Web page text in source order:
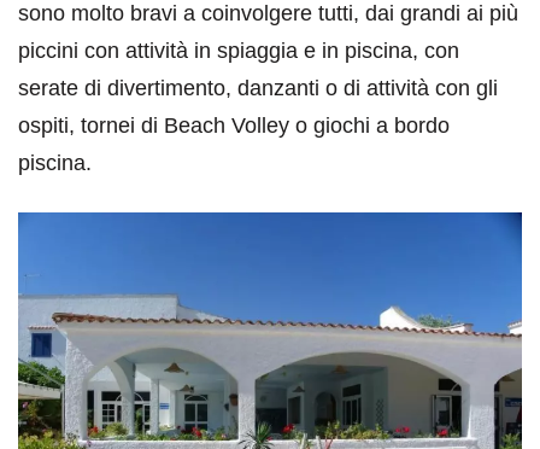
sono molto bravi a coinvolgere tutti, dai grandi ai più
piccini con attività in spiaggia e in piscina, con
serate di divertimento, danzanti o di attività con gli
ospiti, tornei di Beach Volley o giochi a bordo
piscina.